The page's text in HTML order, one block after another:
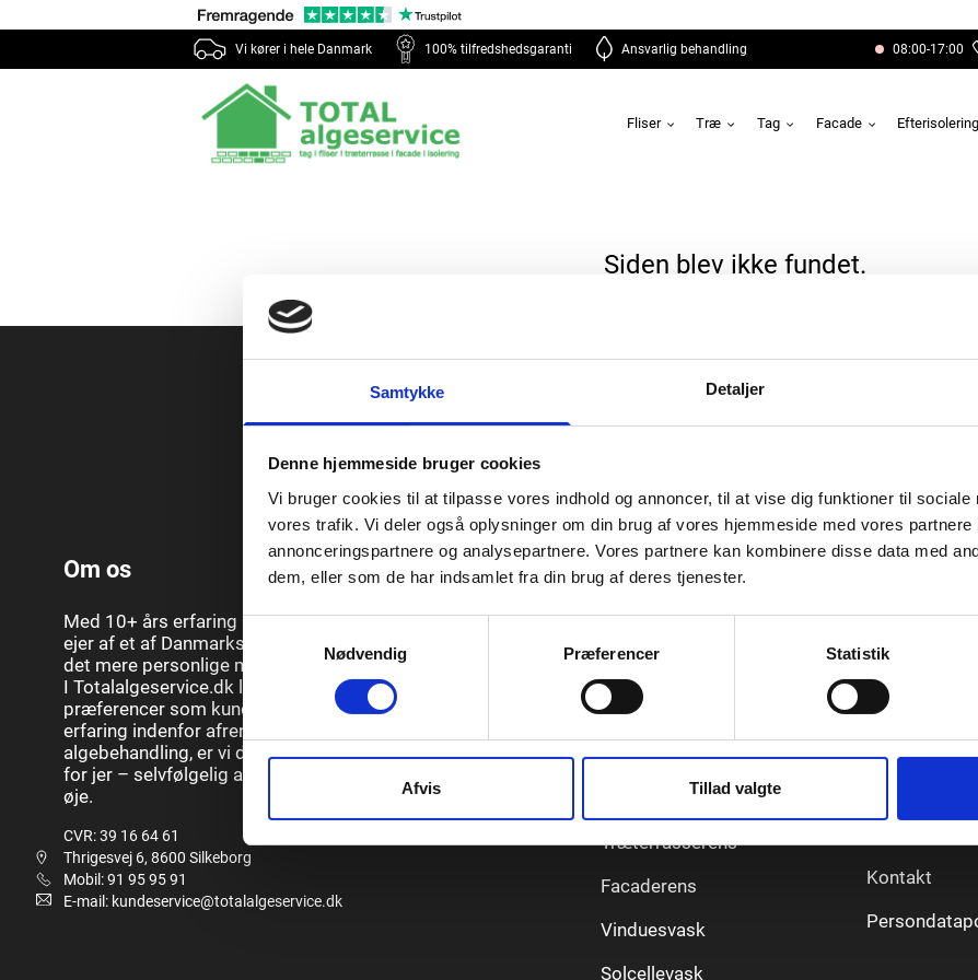
Samtykke Detaljer
Denne hjemmeside bruger cookies
Vi bruger cookies til at tilpasse vores indhold og annoncer, til at vise dig funktioner til sociale
vores trafik. Vi deler også oplysninger om din brug af vores hjemmeside med vores partnere
annonceringspartnere og analysepartnere. Vores partnere kan kombinere disse data med
dem, eller som de har indsamlet fra din brug af deres tjenester.
Nødvendig
Præferencer Statistik
Afvis Tillad valgte
Vi kører i hele Danmark 100% tilfredshedsgaranti Ansvarlig behandling 08:00-17:00
Fliser Træ Tag Facade Efterisolering
Siden blev ikke fundet.
Har du spørgsmål?
Om os
Med 10+ års erfaring i branchen samt grundlægger og
ejer af et af Danmarks største algevirksomheder, kalder
det mere personlige med fokus på den gode service.
I Totalalgeservice.dk lægger vi derfor stor vægt på jeres
præferencer som kunde, og med vores mangeårige
erfaring indenfor afrensning, imprægnering og
algebehandling, er vi de helt rette til at udføre arbejdet
for jer – selvfølgelig altid med jeres fulde tilfredshed for
øje.
CVR: 39 16 64 61
Thrigesvej 6, 8600 Silkeborg
Mobil: 91 95 95 91
E-mail: kundeservice@totalalgeservice.dk
Tagrenderens
Fliserens
Serviceaftale generelt
Træterrasserens
Facaderens
Vinduesvask
Solcellevask
Serviceaftale
garanti
Kontakt